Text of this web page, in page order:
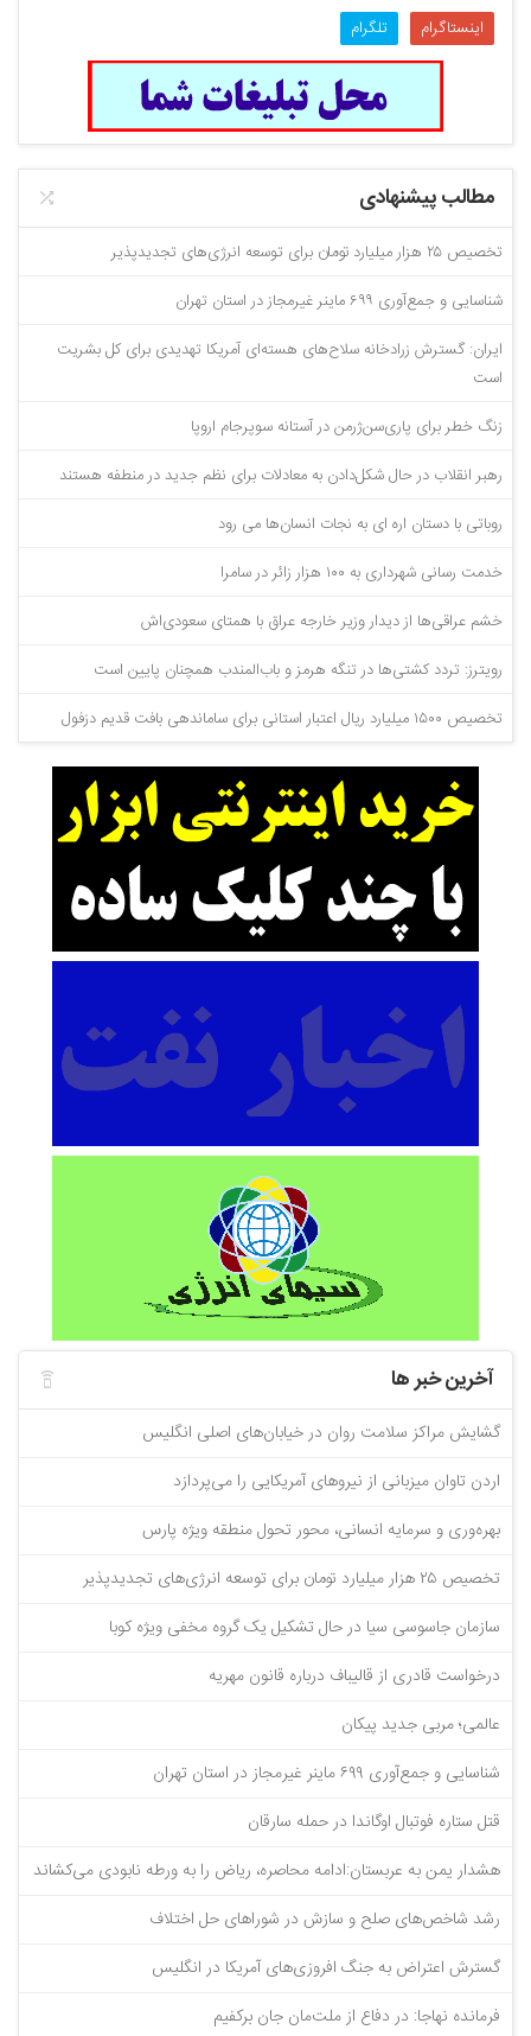
اینستاگرام تلگرام
مطالب پیشنهادی
تخصیص ۲۵ هزار میلیارد تومان برای توسعه انرژی‌های تجدیدپذیر
شناسایی و جمع‌آوری ۶۹۹ ماینر غیرمجاز در استان تهران
ایران: گسترش زرادخانه سلاح‌های هسته‌ای آمریکا تهدیدی برای کل بشریت
است
زنگ خطر برای پاری‌سن‌ژرمن در آستانه سوپرجام اروپا
رهبر انقلاب در حال شکل‌‌دادن به معادلات برای نظم جدید در منطفه هستند
روباتی با دستان اره ای به نجات انسان‌ها می رود
خدمت رسانی شهرداری به ۱۰۰ هزار زائر در سامرا
خشم عراقی‌ها از دیدار وزیر خارجه عراق با همتای سعودی‌اش
رویترز: تردد کشتی‌ها در تنگه هرمز و باب‌المندب همچنان پایین است
تخصیص ۱۵۰۰ میلیارد ریال اعتبار استانی برای ساماندهی بافت قدیم دزفول
آخرین خبر ها
گشایش مراکز سلامت روان در خیابان‌های اصلی انگلیس
اردن تاوان میزبانی از نیرو‌های آمریکایی را می‌پردازد
بهره‌وری و سرمایه انسانی، محور تحول منطقه ویژه پارس
تخصیص ۲۵ هزار میلیارد تومان برای توسعه انرژی‌های تجدیدپذیر
سازمان جاسوسی سیا در حال تشکیل یک گروه مخفی ویژه کوبا
درخواست قادری از قالیباف درباره قانون مهریه
عالمی؛ مربی جدید پیکان
شناسایی و جمع‌آوری ۶۹۹ ماینر غیرمجاز در استان تهران
قتل ستاره فوتبال اوگاندا در حمله سارقان
هشدار یمن به عربستان:ادامه محاصره، ریاض را به ورطه نابودی می‌کشاند
رشد شاخص‌های صلح و سازش در شوراهای حل اختلاف
گسترش اعتراض به جنگ افروزی‌های آمریکا در انگلیس
فرمانده نهاجا: در دفاع از ملت‌مان جان برکفیم